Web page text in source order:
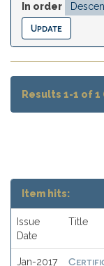
In order
Results 1-1 of
Item hits:
Issue
Date
Title
Jan-2017